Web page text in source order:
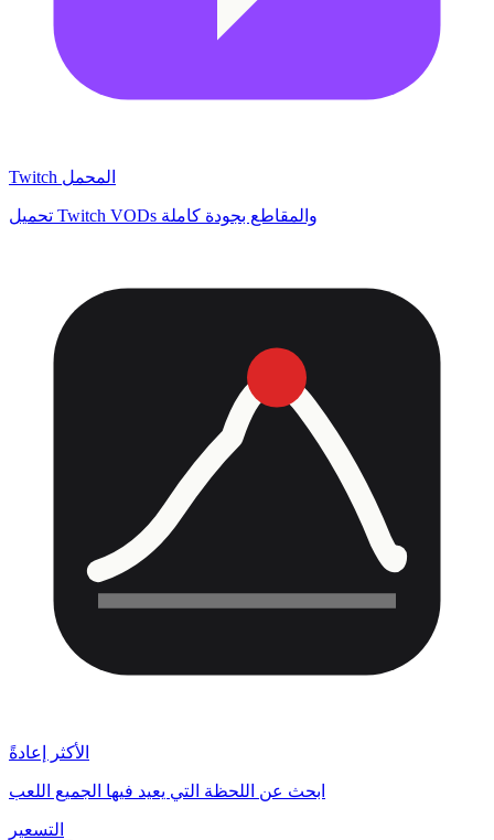
Twitch المحمل
تحميل Twitch VODs والمقاطع بجودة كاملة
الأكثر إعادةً
ابحث عن اللحظة التي يعيد فيها الجميع اللعب
التسعير